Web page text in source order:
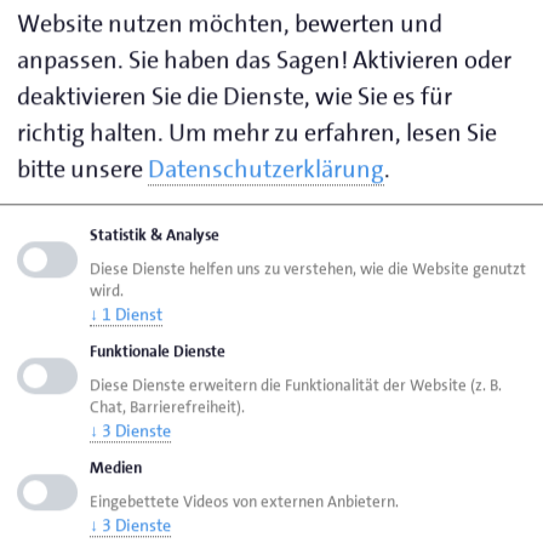
finden in der Politik. Gehör für die riesigen
Herausforderungen und die damit verbundenen
Ängste der Menschen“, so der
Bundestagsabgeordnete. Als Ampelkoalition wolle
man die Zukunftsfragen offensiv angehen und ein
Gesetzespaket auch für einen zukunftsfähigen
der Übergabe der Postkarten in Berlin noch einmal
gezielt auf die Probleme dieser Wirtschaftszweige
aufmerksam machen.
Da sich die Probleme des Handwerks aber nicht nur
auf Bundes-, sondern auch auf regionaler Ebene
bemerkbar machen, luden die Vertreter der Initiative
in einer nächsten Runde Sven Lübbers, Bürgermeister
der Stadt Wiesmoor und Erwin Adams, Bürgermeister
Website nutzen möchten, bewerten und
anpassen. Sie haben das Sagen! Aktivieren oder
deaktivieren Sie die Dienste, wie Sie es für
richtig halten. Um mehr zu erfahren, lesen Sie
bitte unsereDatenschutzerklärung.
Statistik & Analyse
Diese Dienste helfen uns zu verstehen, wie die Website genutzt
wird.
↓ 1 Dienst
Funktionale Dienste
Diese Dienste erweitern die Funktionalität der Website (z. B.
Chat, Barrierefreiheit).
↓ 3 Dienste
Medien
Eingebettete Videos von externen Anbietern.
↓ 3 Dienste